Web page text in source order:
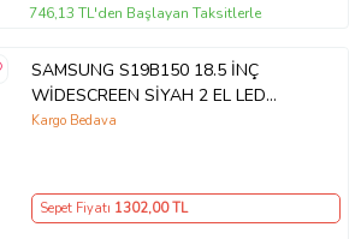
746,13 TL'den Başlayan Taksitlerle
SAMSUNG S19B150 18.5 İNÇ
WİDESCREEN SİYAH 2 EL LED
MONİTÖR
Kargo Bedava
Sepet Fiyatı 1302,00 TL